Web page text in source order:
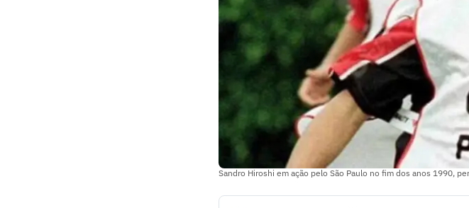
Sandro Hiroshi em ação pelo São Paulo no fim dos anos 1990,